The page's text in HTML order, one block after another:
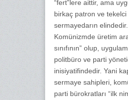
“fert”lere aittir, ama
birkaç patron ve tekelci
sermayedarın elindedir.
Komünizmde üretim
sınıfının” olup,
politbüro ve parti
inisiyatifindedir. Yani
sermaye sahipleri,
parti bürokratları “ilk